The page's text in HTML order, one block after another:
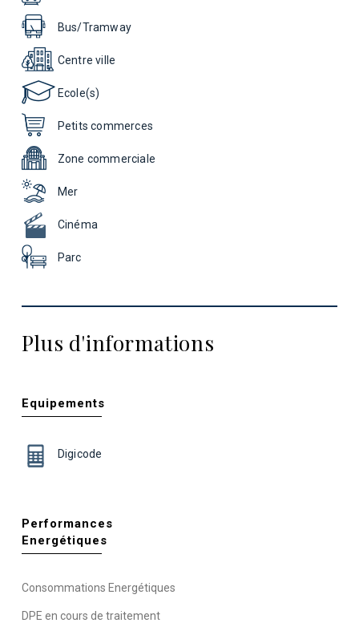
Bus/Tramway
Centre ville
Ecole(s)
Petits commerces
Zone commerciale
Mer
Cinéma
Parc
Plus d'informations
Equipements
Digicode
Performances
Energétiques
Consommations Energétiques
DPE en cours de traitement